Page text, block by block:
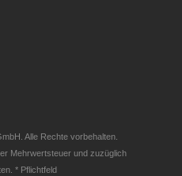
Alle Rechte vorbehalten.
Mehrwertsteuer und zuzüglich
* Pflichtfeld